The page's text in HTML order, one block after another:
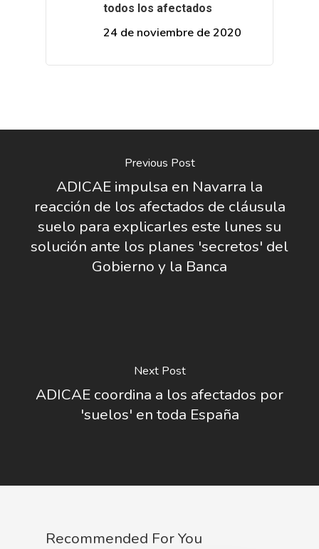
todos los afectados
24 de noviembre de 2020
Previous Post
ADICAE impulsa en Navarra la
reacción de los afectados de cláusula
suelo para explicarles este lunes su
solución ante los planes 'secretos' del
Gobierno y la Banca
Next Post
ADICAE coordina a los afectados por
'suelos' en toda España
Recommended For You